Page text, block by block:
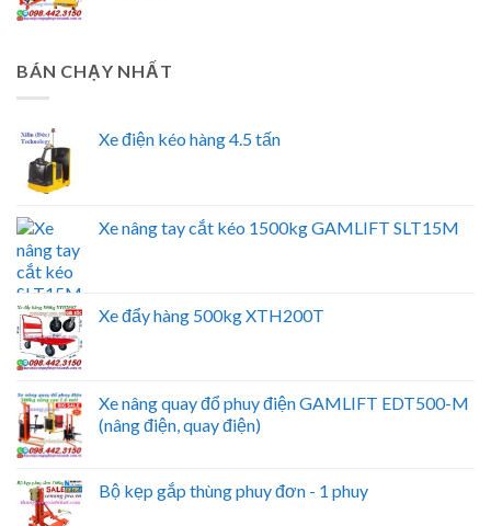
BÁN CHẠY NHẤT
Xe điện kéo hàng 4.5 tấn
Xe nâng tay cắt kéo 1500kg GAMLIFT SLT15M
Xe đẩy hàng 500kg XTH200T
Xe nâng quay đổ phuy điện GAMLIFT EDT500-M
(nâng điện, quay điện)
Bộ kẹp gắp thùng phuy đơn - 1 phuy